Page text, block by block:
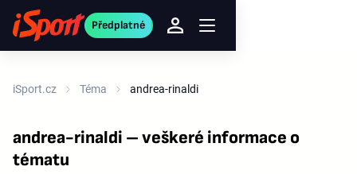
Předplatné
iSport.cz Téma andrea-rinaldi
andrea-rinaldi – veškeré informace o
tématu